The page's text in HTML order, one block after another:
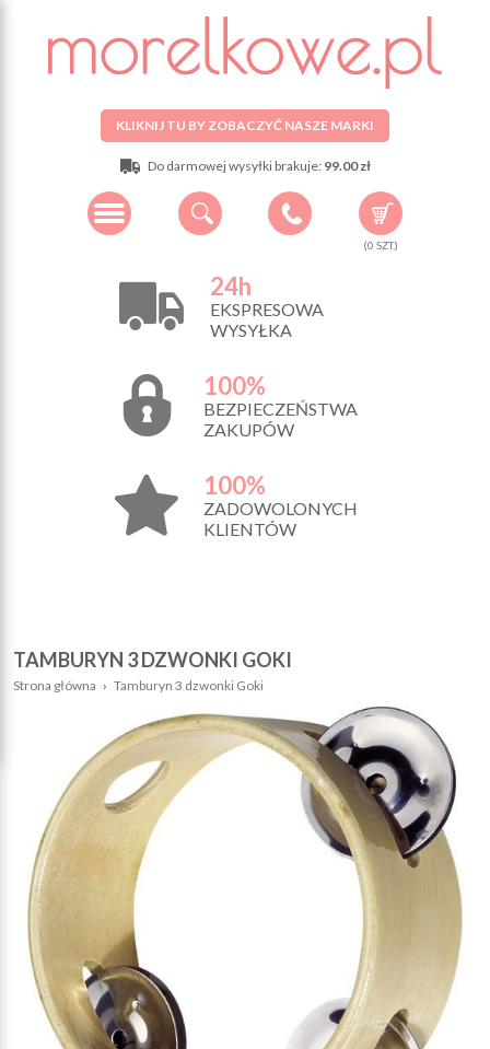
KLIKNIJ TU BY ZOBACZYĆ NASZE MARKI
Do darmowej wysyłki brakuje: 99.00 zł
(0 SZT.)
24h
EKSPRESOWA
WYSYŁKA
100%
BEZPIECZEŃSTWA
ZAKUPÓW
100%
ZADOWOLONYCH
KLIENTÓW
TAMBURYN 3 DZWONKI GOKI
Strona główna › Tamburyn 3 dzwonki Goki